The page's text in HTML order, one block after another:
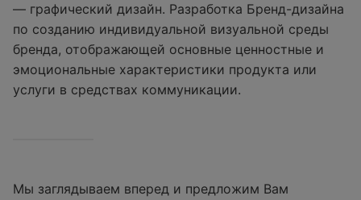
— графический дизайн. Разработка Бренд-дизайна
по созданию индивидуальной визуальной среды
бренда, отображающей основные ценностные и
эмоциональные характеристики продукта или
услуги в средствах коммуникации.
Мы заглядываем вперед и предложим Вам